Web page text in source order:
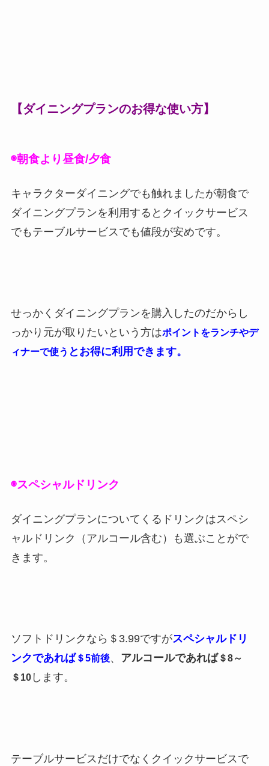
【ダイニングプランのお得な使い方】
◉朝食より昼食/夕食
キャラクターダイニングでも触れましたが朝食で
ダイニングプランを利用するとクイックサービス
でもテーブルサービスでも値段が安めです。
せっかくダイニングプランを購入したのだからし
っかり元が取りたいという方はポイントをランチやデ
ィナーで使う とお得に利用できます。
◉スペシャルドリンク
ダイニングプランについてくるドリンクはスペシ
ャルドリンク（アルコール含む）も選ぶことがで
きます。
ソフトドリンクなら＄3.99ですがスペシャルドリ
ンクであれば＄5前後、 アルコールであれば＄8～
＄10します。
テーブルサービスだけでなくクイックサービスで